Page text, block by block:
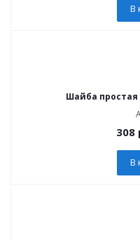
В
Шайба простая
308
В